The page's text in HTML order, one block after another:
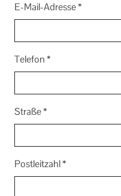
E-Mail-Adresse*
Telefon*
Straße*
Postleitzahl*